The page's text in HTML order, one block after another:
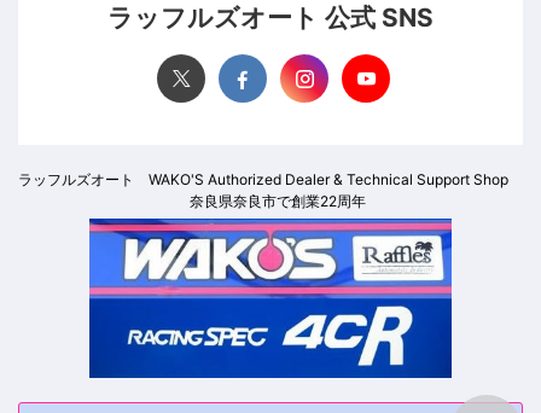
ラッフルズオート 公式 SNS
ラッフルズオート WAKO'S Authorized Dealer & Technical Support Shop
奈良県奈良市で創業22周年